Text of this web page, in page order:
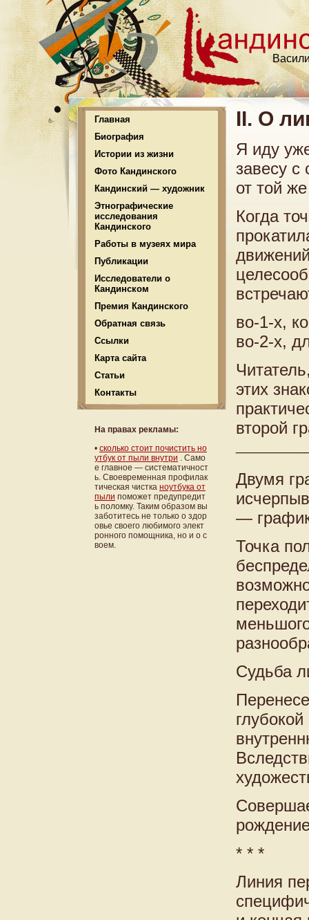
Главная
Биография
Истории из жизни
Фото Кандинского
Кандинский — художник
Этнографические
исследования
Кандинского
Работы в музеях мира
Публикации
Исследователи о
Кандинском
Премия Кандинского
Обратная связь
Ссылки
Карта сайта
Статьи
Контакты
На правах рекламы:
• сколько стоит почистить но
утбук от пыли внутри . Само
е главное — систематичност
ь. Своевременная профилак
тическая чистка ноутбука от
пыли поможет предупредит
ь поломку. Таким образом вы
заботитесь не только о здор
овье своего любимого элект
ронного помощника, но и о с
воем.
II. О
Я иду
завесу с
от той
Когда
во-1-х,
во-2-х,
этих
второй
Двумя
—
Точка
Судьба
* * *
Линия